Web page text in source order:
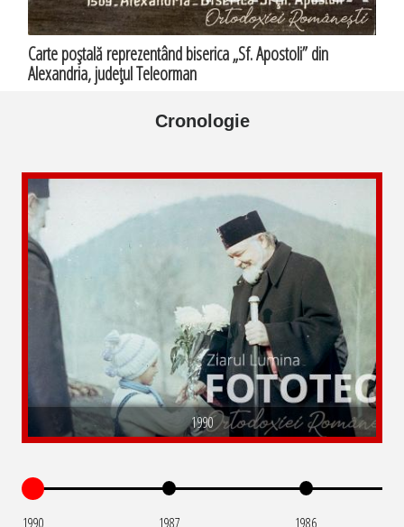
Carte poştală reprezentând biserica „Sf. Apostoli” din
Alexandria, judeţul Teleorman
Cronologie
1990
1990 1987 1986